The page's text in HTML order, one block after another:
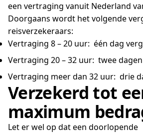
een vertraging vanuit Nederland
Doorgaans wordt het volgende
reisverzekeraars:
Vertraging 8 – 20 uur: één dag
Vertraging 20 – 32 uur: twee
Vertraging meer dan 32 uur: drie
Verzekerd tot
maximum
Let er wel op dat een doorlopende